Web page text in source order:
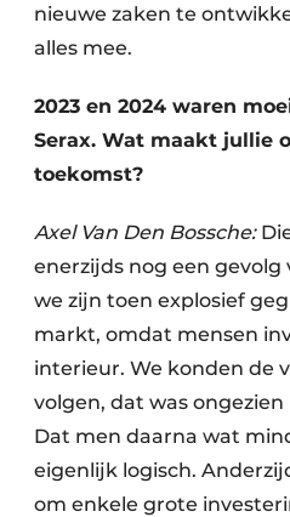
nieuwe zaken te
alles mee.
2023 en 2024 waren
Serax. Wat maakt jullie
toekomst?
Axel Van Den Bossche:
enerzijds nog een gevolg
we zijn toen explosief
markt, omdat mensen
interieur. We konden de
volgen, dat was ongezien
Dat men daarna wat
eigenlijk logisch.
om enkele grote